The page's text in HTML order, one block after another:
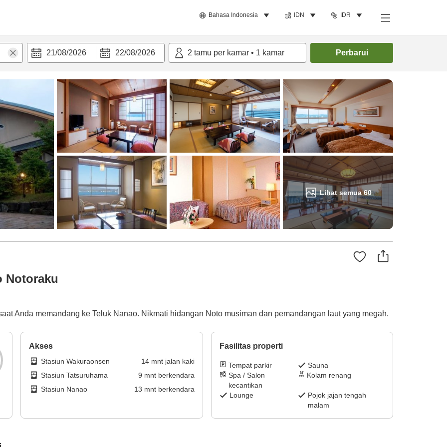
Bahasa Indonesia IDN IDR
21/08/2026 22/08/2026 2 tamu per kamar • 1 kamar Perbarui
Lihat semua60
Cari kamar
Notoraku
Anda memandang ke Teluk Nanao. Nikmati hidangan Noto musiman dan pemandangan laut yang megah.
Akses
Stasiun Wakuraonsen 14mnt jalan kaki
Stasiun Tatsuruhama
9 mnt berkendara
Stasiun Nanao
13 mnt berkendara
Fasilitas properti
Tempat parkir
Sauna
Spa / Salon
kecantikan
Kolam renang
Lounge
Pojok jajan tengah
malam